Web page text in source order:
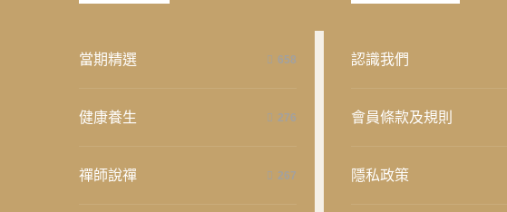
當期精選 658
健康養生 276
禪師說禪 267
認識我們
會員條款及規則
隱私政策